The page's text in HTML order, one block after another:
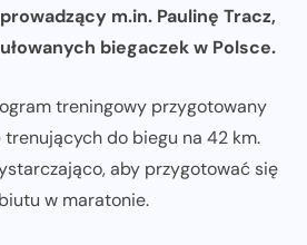
m.in. Paulinę Tracz,
biegaczek w Polsce.
treningowy przygotowany
do biegu na 42 km.
aby przygotować się
w maratonie.